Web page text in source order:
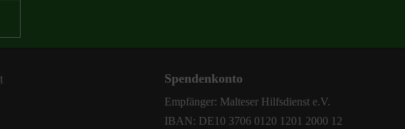
Spendenkonto
Empfänger: Malteser Hilfsdienst e.V.
IBAN: DE10 3706 0120 1201 2000 12